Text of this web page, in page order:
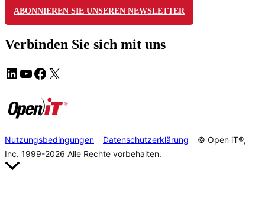
ABONNIEREN SIE UNSEREN NEWSLETTER
Verbinden Sie sich mit uns
Nutzungsbedingungen Datenschutzerklärung
© Open iT®,
Inc. 1999-2026 Alle Rechte vorbehalten.